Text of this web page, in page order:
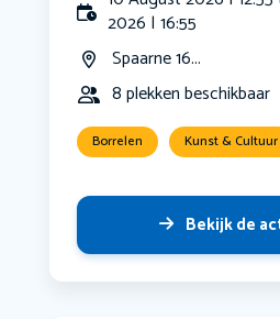
2026 | 16:55
Spaarne 16...
8 plekken beschikbaar
Borrelen Kunst & Cultuur
Bekijk de